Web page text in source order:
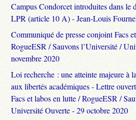
Campus Condorcet introduites dans le
LPR (article 10 A) - Jean-Louis
Communiqué de presse conjoint Facs
RogueESR / Sauvons l’Université /
novembre 2020
Loi recherche : une atteinte majeure à
aux libertés académiques - Lettre
Facs et labos en lutte / RogueESR /
Université Ouverte - 29 octobre 2020